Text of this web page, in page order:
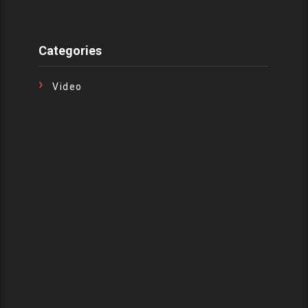
Categories
Video